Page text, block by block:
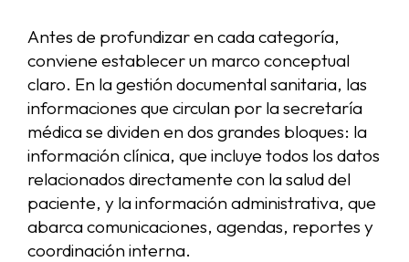
Antes de profundizar en cada categoría,
conviene establecer un marco conceptual
claro. En la gestión documental sanitaria, las
informaciones que circulan por la secretaría
médica se dividen en dos grandes bloques: la
información clínica, que incluye todos los datos
relacionados directamente con la salud del
paciente, y la información administrativa, que
abarca comunicaciones, agendas, reportes y
coordinación interna.